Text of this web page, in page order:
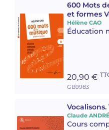
600 Mots
et formes
essentiels
Hélène CAO
Éducation
20,90 €
GB9983
Claude
Cours